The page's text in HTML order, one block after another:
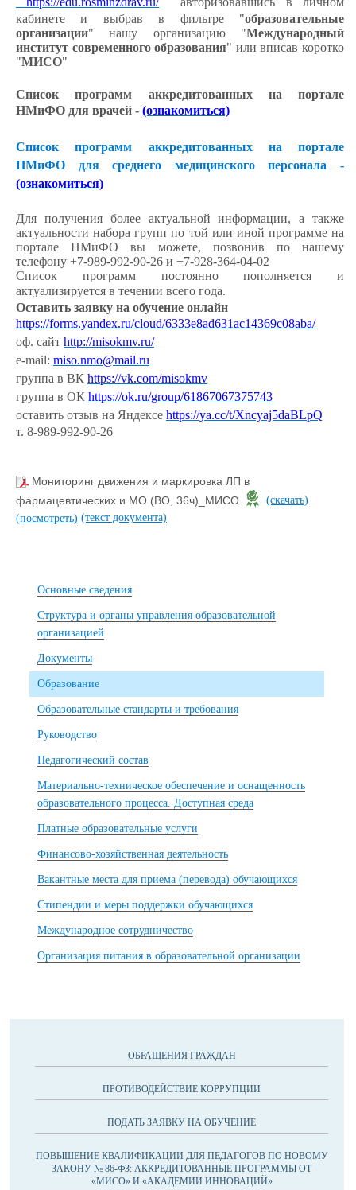
кабинете и выбрав в фильтре "образовательные
организации" нашу организацию "Международный
институт современного образования" или вписав коротко
"МИСО"
Список программ аккредитованных на портале
НМиФО для врачей - (ознакомиться)
Список программ аккредитованных на портале
НМиФО для среднего медицинского персонала -
(ознакомиться)
Для получения более актуальной информации, а также
актуальности набора групп по той или иной программе на
портале НМиФО вы можете, позвонив по нашему
телефону +7-989-992-90-26 и +7-928-364-04-02
Список программ постоянно пополняется и
актуализируется в течении всего года.
Оставить заявку на обучение онлайн
https://forms.yandex.ru/cloud/6333e8ad631ac14369c08aba/
оф. сайт http://misokmv.ru/
e-mail: miso.nmo@mail.ru
группа в ВК https://vk.com/misokmv
группа в ОК https://ok.ru/group/61867067375743
оставить отзыв на Яндексе https://ya.cc/t/Xncyaj5daBLpQ
т. 8-989-992-90-26
Мониторинг движения и маркировка ЛП в
фармацевтических и МО (ВО, 36ч)_МИСО
(скачать)
(посмотреть) (текст документа)
Основные сведения
Структура и органы управления образовательной
организацией
Документы
Образование
Образовательные стандарты и требования
Руководство
Педагогический состав
Материально-техническое обеспечение и оснащенность
образовательного процесса. Доступная среда
Платные образовательные услуги
Финансово-хозяйственная деятельность
Вакантные места для приема (перевода) обучающихся
Стипендии и меры поддержки обучающихся
Международное сотрудничество
Организация питания в образовательной организации
ОБРАЩЕНИЯ ГРАЖДАН
ПРОТИВОДЕЙСТВИЕ КОРРУПЦИИ
ПОДАТЬ ЗАЯВКУ НА ОБУЧЕНИЕ
ПОВЫШЕНИЕ КВАЛИФИКАЦИИ ДЛЯ ПЕДАГОГОВ ПО НОВОМУ
ЗАКОНУ № 86-ФЗ: АККРЕДИТОВАННЫЕ ПРОГРАММЫ ОТ
«МИСО» И «АКАДЕМИИ ИННОВАЦИЙ»